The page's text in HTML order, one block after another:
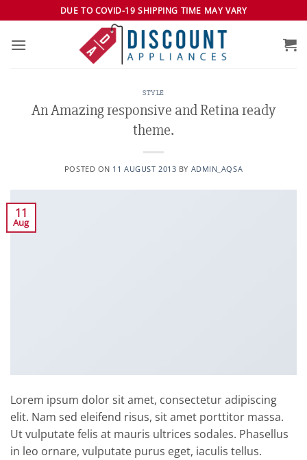
to
content
DUE TO COVID-19 SHIPPING TIME MAY VARY
STYLE
An Amazing responsive and Retina ready
theme.
POSTED ON 11 AUGUST 2013 BY ADMIN_AQSA
11
Aug
Lorem ipsum dolor sit amet, consectetur adipiscing
elit. Nam sed eleifend risus, sit amet porttitor massa.
Ut vulputate felis at mauris ultrices sodales. Phasellus
in leo ornare, vulputate purus eget, iaculis tellus.